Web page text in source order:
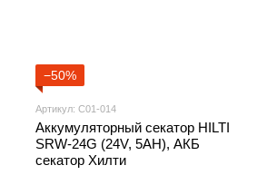
−50%
Артикул: С01-014
Аккумуляторный секатор HILTI
SRW-24G (24V, 5AH), АКБ
секатор Хилти